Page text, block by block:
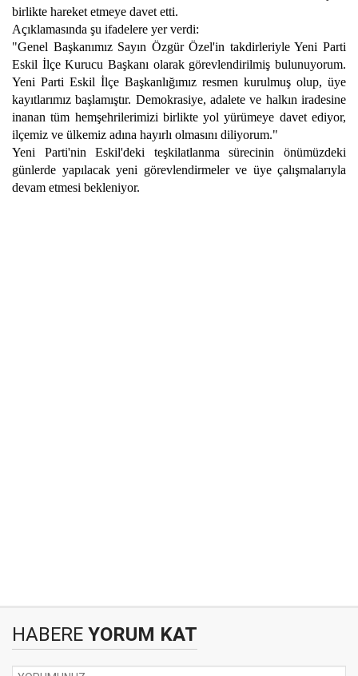
birlikte hareket etmeye davet etti.
Açıklamasında şu ifadelere yer verdi:
"Genel Başkanımız Sayın Özgür Özel'in takdirleriyle Yeni Parti
Eskil İlçe Kurucu Başkanı olarak görevlendirilmiş bulunuyorum.
Yeni Parti Eskil İlçe Başkanlığımız resmen kurulmuş olup, üye
kayıtlarımız başlamıştır. Demokrasiye, adalete ve halkın iradesine
inanan tüm hemşehrilerimizi birlikte yol yürümeye davet ediyor,
ilçemiz ve ülkemiz adına hayırlı olmasını diliyorum."
Yeni Parti'nin Eskil'deki teşkilatlanma sürecinin önümüzdeki
günlerde yapılacak yeni görevlendirmeler ve üye çalışmalarıyla
devam etmesi bekleniyor.
HABERE YORUM KAT